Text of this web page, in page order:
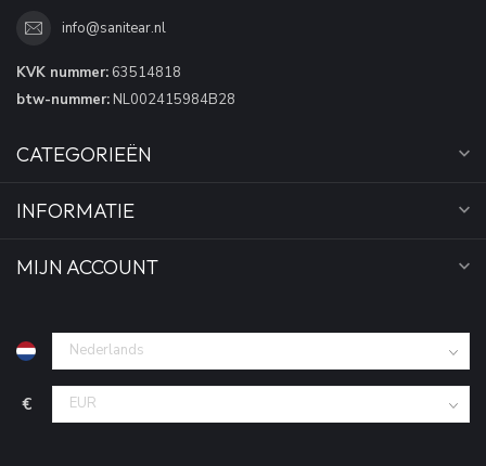
info@sanitear.nl
KVK nummer: 63514818
btw-nummer: NL002415984B28
CATEGORIEËN
INFORMATIE
MIJN ACCOUNT
€